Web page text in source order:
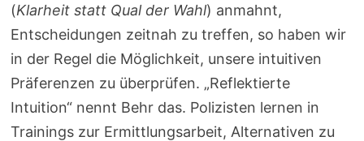
(Klarheit statt Qual der Wahl) anmahnt,
Entscheidungen zeitnah zu treffen, so haben wir
in der Regel die Möglichkeit, unsere intuitiven
Präferenzen zu überprüfen. „Reflektierte
Intuition“ nennt Behr das. Polizisten lernen in
Trainings zur Ermittlungsarbeit, Alternativen zu